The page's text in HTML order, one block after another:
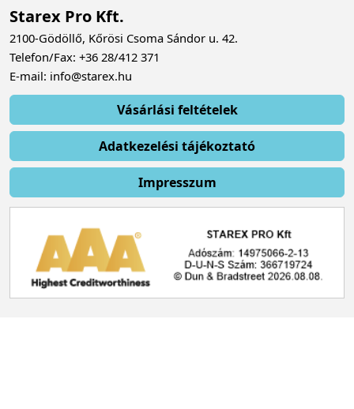
Starex Pro Kft.
2100-Gödöllő, Kőrösi Csoma Sándor u. 42.
Telefon/Fax: +36 28/412 371
E-mail: info@starex.hu
Vásárlási feltételek
Adatkezelési tájékoztató
Impresszum